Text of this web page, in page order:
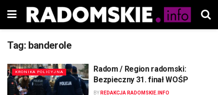
Tag: banderole
KRONIKA POLICYJNA
Radom / Region radomski:
Bezpieczny 31. finał WOŚP
BY REDAKCJA RADOMSKIE.INFO